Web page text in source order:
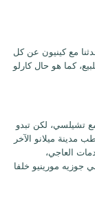
مع كينيون عن كل
كما هو حال كارلو
تشيلسي، لكن تبدو
ميلانو الآخر
العاجي،
مورينيو خلفا